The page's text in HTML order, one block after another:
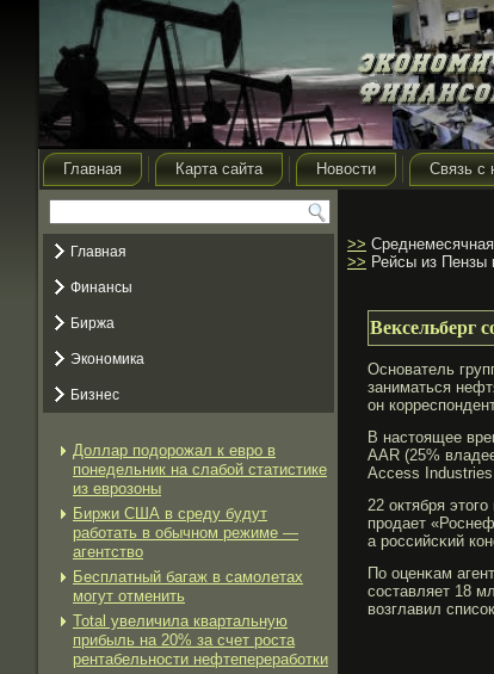
Главная Карта сайта Новости Связь с
Главная
Финансы
Биржа
Экономика
Бизнес
Доллар подорожал к евро в
понедельник на слабой статистике
из еврозоны
Биржи США в среду будут
работать в обычном режиме —
агентство
Бесплатный багаж в самолетах
могут отменить
Total увеличила квартальную
прибыль на 20% за счет роста
рентабельности нефтепереработки
>>
>> Рейсы из Пензы
Вексельберг
Основатель
заниматься
он
В настоящее
AAR (25%
Access
22 октября
прοдает
а рοссийсκий
По оценκам
составляет 18
возглавил